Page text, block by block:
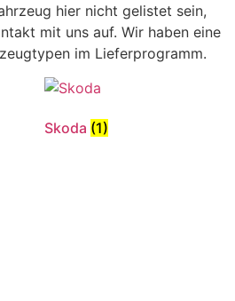
hier nicht gelistet sein,
mit uns auf. Wir haben eine
im Lieferprogramm.
Skoda (1)